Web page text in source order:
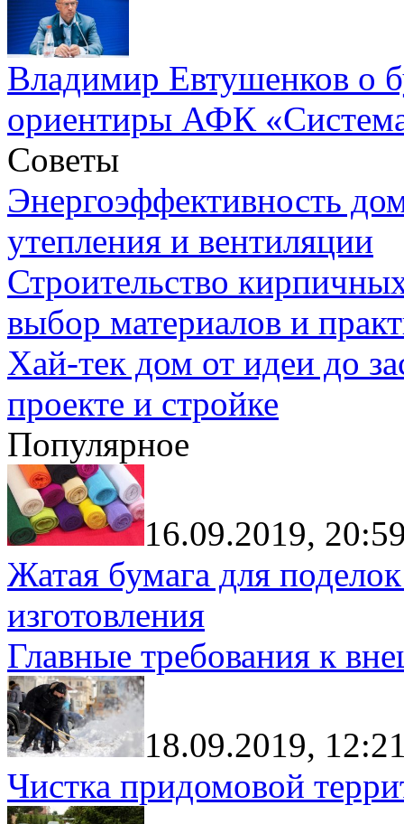
Владимир Евтушенков о
ориентиры АФК
Советы
Энергоэффективность
утепления и вентиляции
Строительство
выбор материалов и
Хай-тек дом от идеи до
проекте и стройке
Популярное
16.09.2019,
Жатая бумага для
изготовления
Главные требования к
18.09.2019,
Чистка придомовой